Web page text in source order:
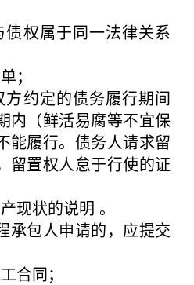
权属于同一法律关系
；
约定的债务履行期间
内（鲜活易腐等不宜保
能履行。债务人请求留
留置权人怠于行使的证
状的说明 。
包人申请的，应提交
同；